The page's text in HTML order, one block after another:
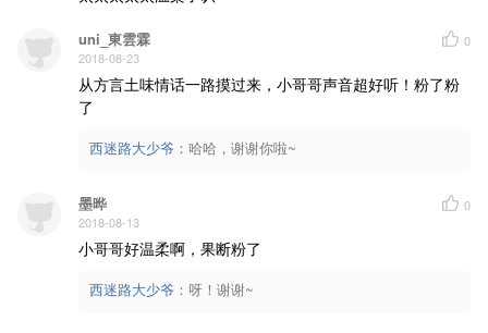
uni_東雲霖
2018-08-23
0
从方言土味情话一路摸过来，小哥哥声音超好听！粉了粉
了
西迷路大少爷 ： 哈哈，谢谢你啦~
墨晔
2018-08-13
0
小哥哥好温柔啊，果断粉了
西迷路大少爷 ： 呀！谢谢~